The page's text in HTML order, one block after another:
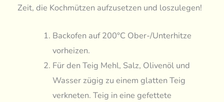
Zeit, die Kochmützen aufzusetzen und loszulegen!
Backofen auf 200°C Ober-/Unterhitze
vorheizen.
Für den Teig Mehl, Salz, Olivenöl und
Wasser zügig zu einem glatten Teig
verkneten. Teig in eine gefettete